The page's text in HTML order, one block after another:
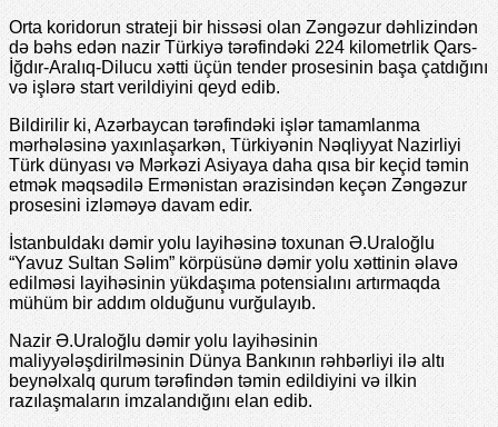
Orta koridorun strateji bir hissəsi olan Zəngəzur dəhlizindən
də bəhs edən nazir Türkiyə tərəfindəki 224 kilometrlik Qars-
İğdır-Aralıq-Dilucu xətti üçün tender prosesinin başa çatdığını
və işlərə start verildiyini qeyd edib.
Bildirilir ki, Azərbaycan tərəfindəki işlər tamamlanma
mərhələsinə yaxınlaşarkən, Türkiyənin Nəqliyyat Nazirliyi
Türk dünyası və Mərkəzi Asiyaya daha qısa bir keçid təmin
etmək məqsədilə Ermənistan ərazisindən keçən Zəngəzur
prosesini izləməyə davam edir.
İstanbuldakı dəmir yolu layihəsinə toxunan Ə.Uraloğlu
“Yavuz Sultan Səlim” körpüsünə dəmir yolu xəttinin əlavə
edilməsi layihəsinin yükdaşıma potensialını artırmaqda
mühüm bir addım olduğunu vurğulayıb.
Nazir Ə.Uraloğlu dəmir yolu layihəsinin
maliyyələşdirilməsinin Dünya Bankının rəhbərliyi ilə altı
beynəlxalq qurum tərəfindən təmin edildiyini və ilkin
razılaşmaların imzalandığını elan edib.